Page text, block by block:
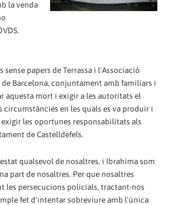
la venda
sense papers de Terrassa i l'Associació
de Barcelona, conjuntament amb familiars i
aquesta mort i exigir a les autoritats el
en les quals es va produir i
exigir les oportunes responsabilitats als
de Castelldefels.
qualsevol de nosaltres, i Ibrahima som
part de nosaltres. Per que nosaltres
les persecucions policials, tractant-nos
fet d'intentar sobreviure amb l'única